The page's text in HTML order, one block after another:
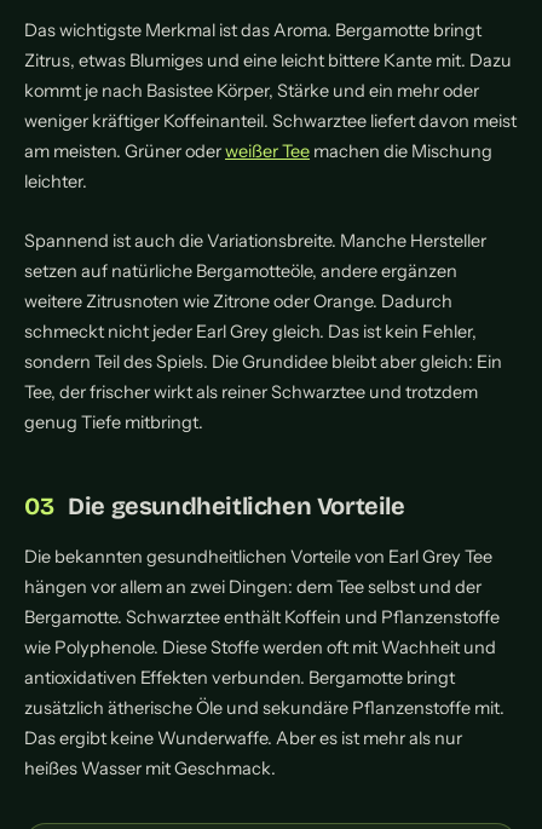
Das wichtigste Merkmal ist das Aroma. Bergamotte bringt
Zitrus, etwas Blumiges und eine leicht bittere Kante mit. Dazu
kommt je nach Basistee Körper, Stärke und ein mehr oder
weniger kräftiger Koffeinanteil. Schwarztee liefert davon meist
am meisten. Grüner oderweißer Tee machen die Mischung
leichter.
Spannend ist auch die Variationsbreite. Manche Hersteller
setzen auf natürliche Bergamotteöle, andere ergänzen
weitere Zitrusnoten wie Zitrone oder Orange. Dadurch
schmeckt nicht jeder Earl Grey gleich. Das ist kein Fehler,
sondern Teil des Spiels. Die Grundidee bleibt aber gleich: Ein
Tee, der frischer wirkt als reiner Schwarztee und trotzdem
genug Tiefe mitbringt.
Die gesundheitlichen Vorteile
Die bekannten gesundheitlichen Vorteile von Earl Grey Tee
hängen vor allem an zwei Dingen: dem Tee selbst und der
Bergamotte. Schwarztee enthält Koffein und Pflanzenstoffe
wie Polyphenole. Diese Stoffe werden oft mit Wachheit und
antioxidativen Effekten verbunden. Bergamotte bringt
zusätzlich ätherische Öle und sekundäre Pflanzenstoffe mit.
Das ergibt keine Wunderwaffe. Aber es ist mehr als nur
heißes Wasser mit Geschmack.